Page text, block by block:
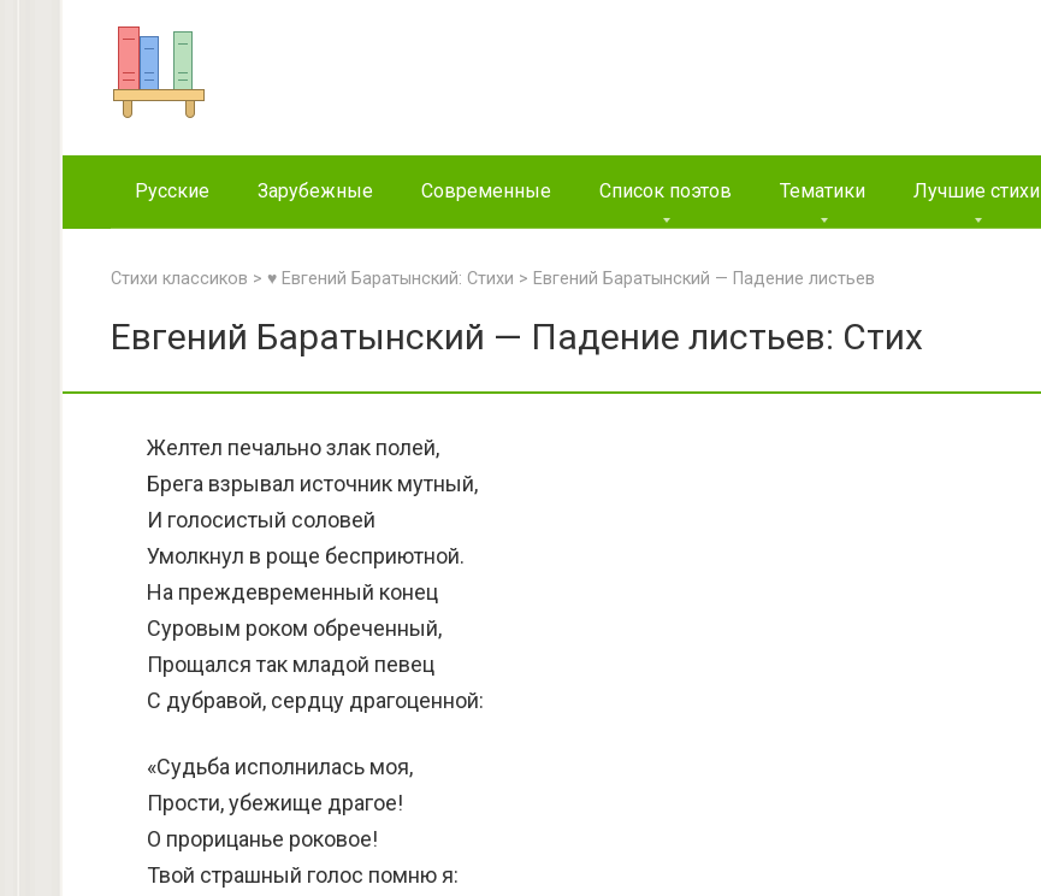
Русские Зарубежные Современные Список поэтов Тематики Лучшие стихи
Стихи классиков > ♥ Евгений Баратынский: Стихи > Евгений Баратынский — Падение листьев
Евгений Баратынский — Падение листьев: Стих
Желтел печально злак полей,
Брега взрывал источник мутный,
И голосистый соловей
Умолкнул в роще бесприютной.
На преждевременный конец
Суровым роком обреченный,
Прощался так младой певец
С дубравой, сердцу драгоценной:
«Судьба исполнилась моя,
Прости, убежище драгое!
О прорицанье роковое!
Твой страшный голос помню я: